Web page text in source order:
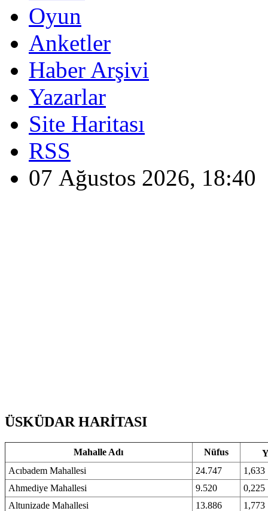
Oyun
Anketler
Haber Arşivi
Yazarlar
Site Haritası
RSS
07 Ağustos 2026, 18:40
ÜSKÜDAR HARİTASI
Mahalle Adı Nüfus
Acıbadem Mahallesi
24.747
1,633
Ahmediye Mahallesi
9.520
0,225
Altunizade Mahallesi
13.886
1,773